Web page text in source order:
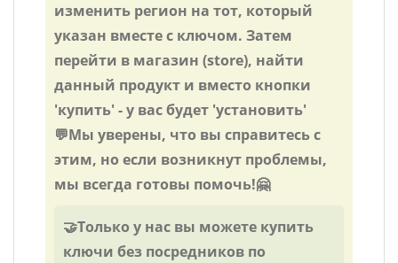
изменить регион на тот, который
указан вместе с ключом. Затем
перейти в магазин (store), найти
данный продукт и вместо кнопки
'купить' - у вас будет 'установить'
💬Мы уверены, что вы справитесь с
этим, но если возникнут проблемы,
мы всегда готовы помочь!🤗
🤝Только у нас вы можете купить
ключи без посредников по